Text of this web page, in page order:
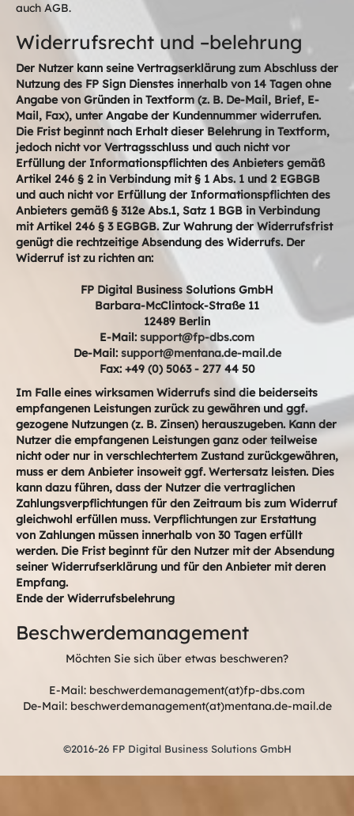
auch AGB.
Widerrufsrecht und –belehrung
Der Nutzer kann seine Vertragserklärung zum Abschluss der
Nutzung des FP Sign Dienstes innerhalb von 14 Tagen ohne
Angabe von Gründen in Textform (z. B. De-Mail, Brief, E-
Mail, Fax), unter Angabe der Kundennummer widerrufen.
Die Frist beginnt nach Erhalt dieser Belehrung in Textform,
jedoch nicht vor Vertragsschluss und auch nicht vor
Erfüllung der Informationspflichten des Anbieters gemäß
Artikel 246 § 2 in Verbindung mit § 1 Abs. 1 und 2 EGBGB
und auch nicht vor Erfüllung der Informationspflichten des
Anbieters gemäß § 312e Abs.1, Satz 1 BGB in Verbindung
mit Artikel 246 § 3 EGBGB. Zur Wahrung der Widerrufsfrist
genügt die rechtzeitige Absendung des Widerrufs. Der
Widerruf ist zu richten an:
FP Digital Business Solutions GmbH
Barbara-McClintock-Straße 11
12489 Berlin
E-Mail: support@fp-dbs.com
De-Mail: support@mentana.de-mail.de
Fax: +49 (0) 5063 - 277 44 50
Im Falle eines wirksamen Widerrufs sind die beiderseits
empfangenen Leistungen zurück zu gewähren und ggf.
gezogene Nutzungen (z. B. Zinsen) herauszugeben. Kann der
Nutzer die empfangenen Leistungen ganz oder teilweise
nicht oder nur in verschlechtertem Zustand zurückgewähren,
muss er dem Anbieter insoweit ggf. Wertersatz leisten. Dies
kann dazu führen, dass der Nutzer die vertraglichen
Zahlungsverpflichtungen für den Zeitraum bis zum Widerruf
gleichwohl erfüllen muss. Verpflichtungen zur Erstattung
von Zahlungen müssen innerhalb von 30 Tagen erfüllt
werden. Die Frist beginnt für den Nutzer mit der Absendung
seiner Widerrufserklärung und für den Anbieter mit deren
Empfang.
Ende der Widerrufsbelehrung
Beschwerdemanagement
Möchten Sie sich über etwas beschweren?
E-Mail: beschwerdemanagement(at)fp-dbs.com
De-Mail: beschwerdemanagement(at)mentana.de-mail.de
©2016-26 FP Digital Business Solutions GmbH